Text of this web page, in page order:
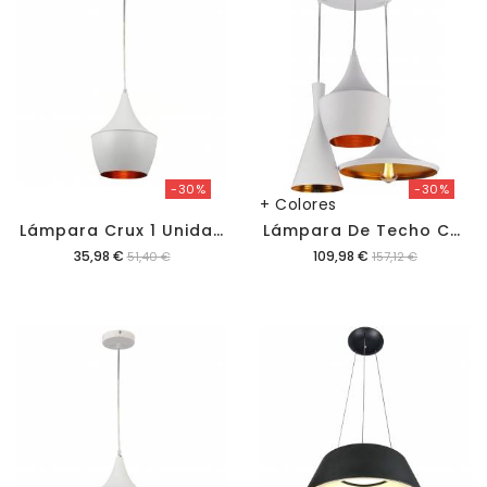
-30%
L
Ámpara Crux 1 Unidad
Precio
35,98 € 51,40 €
+ Colores
-30%
L
Ámpara De Techo C-9790-3/C-8000-3
Precio
109,98 € 157,12 €